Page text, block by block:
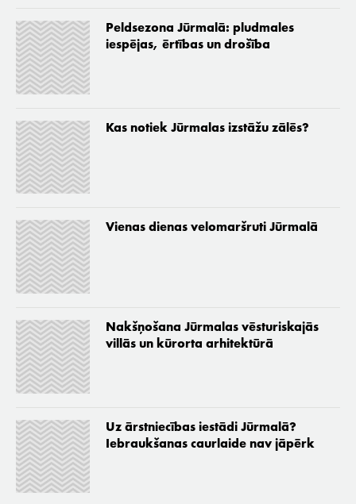
Peldsezona Jūrmalā: pludmales
iespējas, ērtības un drošība
Kas notiek Jūrmalas izstāžu zālēs?
Vienas dienas velomaršruti Jūrmalā
Nakšņošana Jūrmalas vēsturiskajās
villās un kūrorta arhitektūrā
Uz ārstniecības iestādi Jūrmalā?
Iebraukšanas caurlaide nav jāpērk